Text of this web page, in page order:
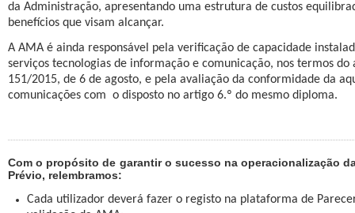
da Administração, apresentando uma estrutura de custos
benefícios que visam alcançar.
A AMA é ainda responsável pela verificação de capacidade
serviços tecnologias de informação e comunicação, nos termos do
151/2015, de 6 de agosto, e pela avaliação da conformidade da
comunicações com o disposto no artigo 6.º do mesmo diploma.
Com o propósito de garantir o sucesso na operacionalização
Prévio, relembramos:
Cada utilizador deverá fazer o registo na plataforma de